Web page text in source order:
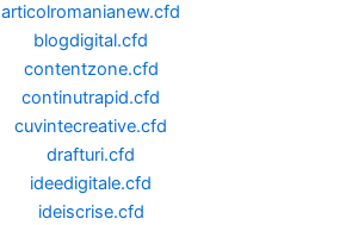
articolromanianew.cfd
blogdigital.cfd
contentzone.cfd
continutrapid.cfd
cuvintecreative.cfd
drafturi.cfd
ideedigitale.cfd
ideiscrise.cfd